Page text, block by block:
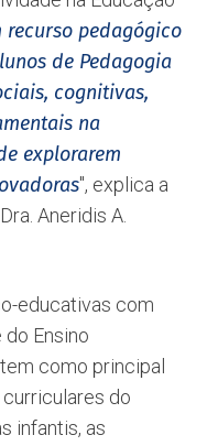
recurso pedagógico
de Pedagogia
cognitivas,
na
explorarem
'', explica a
Aneridis A.
educativas com
Ensino
como principal
do
infantis, as